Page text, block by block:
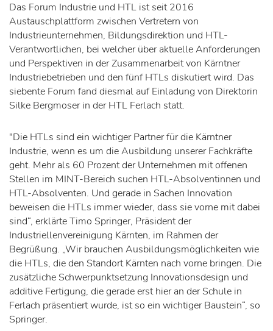
Das Forum Industrie und HTL ist seit 2016
Austauschplattform zwischen Vertretern von
Industrieunternehmen, Bildungsdirektion und HTL-
Verantwortlichen, bei welcher über aktuelle Anforderungen
und Perspektiven in der Zusammenarbeit von Kärntner
Industriebetrieben und den fünf HTLs diskutiert wird. Das
siebente Forum fand diesmal auf Einladung von Direktorin
Silke Bergmoser in der HTL Ferlach statt.
"Die HTLs sind ein wichtiger Partner für die Kärntner
Industrie, wenn es um die Ausbildung unserer Fachkräfte
geht. Mehr als 60 Prozent der Unternehmen mit offenen
Stellen im MINT-Bereich suchen HTL-Absolventinnen und
HTL-Absolventen. Und gerade in Sachen Innovation
beweisen die HTLs immer wieder, dass sie vorne mit dabei
sind“, erklärte Timo Springer, Präsident der
Industriellenvereinigung Kärnten, im Rahmen der
Begrüßung. „Wir brauchen Ausbildungsmöglichkeiten wie
die HTLs, die den Standort Kärnten nach vorne bringen. Die
zusätzliche Schwerpunktsetzung Innovationsdesign und
additive Fertigung, die gerade erst hier an der Schule in
Ferlach präsentiert wurde, ist so ein wichtiger Baustein“, so
Springer.